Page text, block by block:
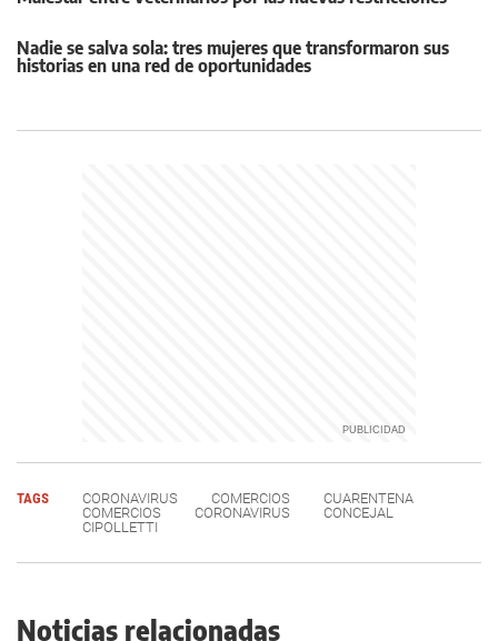
Nadie se salva sola: tres mujeres que transformaron sus
historias en una red de oportunidades
TAGS CORONAVIRUS COMERCIOS
CUARENTENA
COMERCIOS
CORONAVIRUS
CONCEJAL
CIPOLLETTI
Noticias relacionadas